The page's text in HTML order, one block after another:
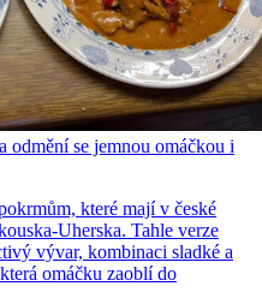
odmění se jemnou omáčkou i
které mají v české
Uherska. Tahle verze
vývar, kombinaci sladké a
omáčku zaoblí do